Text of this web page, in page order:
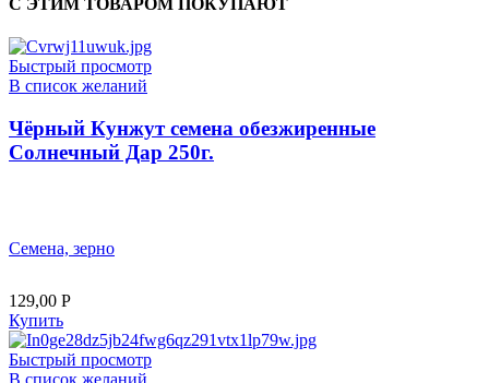
Быстрый просмотр
В список желаний
Чёрный Кунжут семена обезжиренные
Солнечный Дар 250г.
Семена, зерно
129,00 Р
Купить
Быстрый просмотр
В список желаний